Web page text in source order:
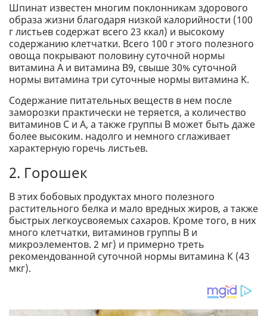
Шпинат известен многим поклонникам здорового
образа жизни благодаря низкой калорийности (100
г листьев содержат всего 23 ккал) и высокому
содержанию клетчатки. Всего 100 г этого полезного
овоща покрывают половину суточной нормы
витамина А и витамина B9, свыше 30% суточной
нормы витамина три суточные нормы витамина K.
Содержание питательных веществ в нем после
заморозки практически не теряется, а количество
витаминов С и А, а также группы В может быть даже
более высоким. надолго и немного сглаживает
характерную горечь листьев.
2. Горошек
В этих бобовых продуктах много полезного
растительного белка и мало вредных жиров, а также
быстрых легкоусвояемых сахаров. Кроме того, в них
много клетчатки, витаминов группы В и
микроэлементов. 2 мг) и примерно треть
рекомендованной суточной нормы витамина К (43
мкг).